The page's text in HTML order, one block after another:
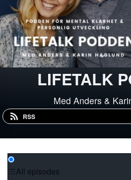
LIFETALK
Med Anders &
RSS
All episodes